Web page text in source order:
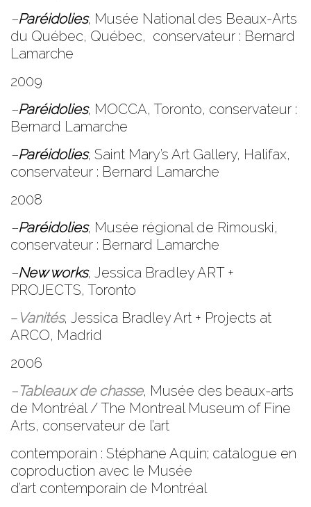
–Paréidolies, Musée National des Beaux-Arts
du Québec, Québec, conservateur : Bernard
Lamarche
2009
–Paréidolies, MOCCA, Toronto, conservateur :
Bernard Lamarche
–Paréidolies, Saint Mary’s Art Gallery, Halifax,
conservateur : Bernard Lamarche
2008
–Paréidolies, Musée régional de Rimouski,
conservateur : Bernard Lamarche
–New works, Jessica Bradley ART +
PROJECTS, Toronto
– Vanités, Jessica Bradley Art + Projects at
ARCO, Madrid
2006
–Tableaux de chasse, Musée des beaux-arts
de Montréal / The Montreal Museum of Fine
Arts, conservateur de l’art
contemporain : Stéphane Aquin; catalogue en
coproduction avec le Musée
d’art contemporain de Montréal